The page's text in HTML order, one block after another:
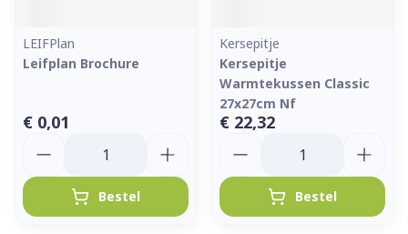
LEIFPlan
Leifplan Brochure
€ 0,01
Bestel
Kersepitje
Kersepitje
Warmtekussen Classic
27x27cm Nf
€ 22,32
Bestel